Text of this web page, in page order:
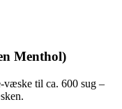
Menthol)
væske til ca. 600 sug –